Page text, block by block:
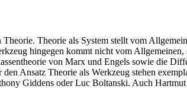
Theorie als System stellt vom
hingegen kommt nicht vom
von Marx und Engels sowie die
Ansatz Theorie als Werkzeug stehen
Giddens oder Luc Boltanski. Auch